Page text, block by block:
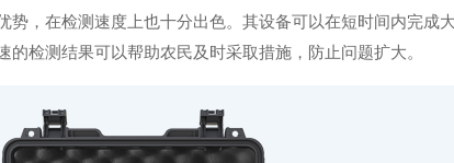
，在检测速度上也十分出色。其设备可以在短时间内完成
检测结果可以帮助农民及时采取措施，防止问题扩大。